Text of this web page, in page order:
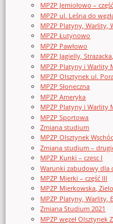
MPZP Jemiołowo –
MPZP ul. Leśna do
MPZP Platyny, Warlity,
MPZP Łutynowo
MPZP Pawłowo
MPZP Jagielly,
MPZP Platyny i Warlity
MPZP Olsztynek ul.
MPZP Słoneczna
MPZP Ameryka
MPZP Platyny i Warlity
MPZP Sportowa
Zmiana studium
MPZP Olsztynek
Zmiana studium –
MPZP Kunki – czesc I
Warunki zabudowy dla
MPZP Mierki – część III
MPZP Mierkowska,
MPZP Platyny, Warlity,
Zmiana Studium 2021
MPZP węzeł Olsztynek